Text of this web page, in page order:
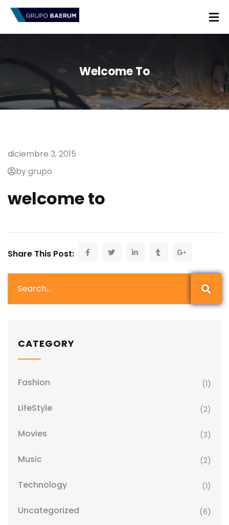
Welcome To
diciembre 3, 2015
by grupo
welcome to
Share This Post:
CATEGORY
Fashion (1)
LifeStyle (2)
Movies (3)
Music (2)
Technology (1)
Uncategorized (6)